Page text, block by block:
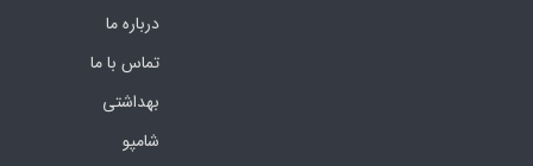
درباره ما
تماس با ما
بهداشتی
شامپو